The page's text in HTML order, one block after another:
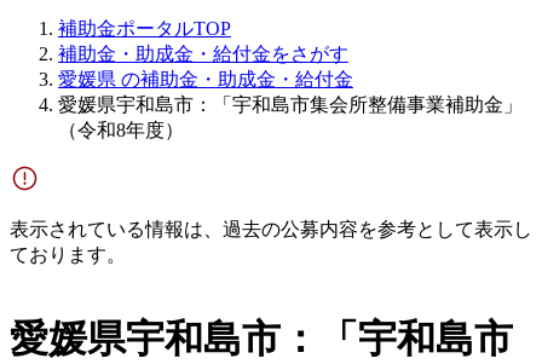
補助金ポータルTOP
補助金・助成金・給付金をさがす
愛媛県 の補助金・助成金・給付金
愛媛県宇和島市：「宇和島市集会所整備事業補助金」
（令和8年度）
表示されている情報は、過去の公募内容を参考として表示し
ております。
愛媛県宇和島市：「宇和島市